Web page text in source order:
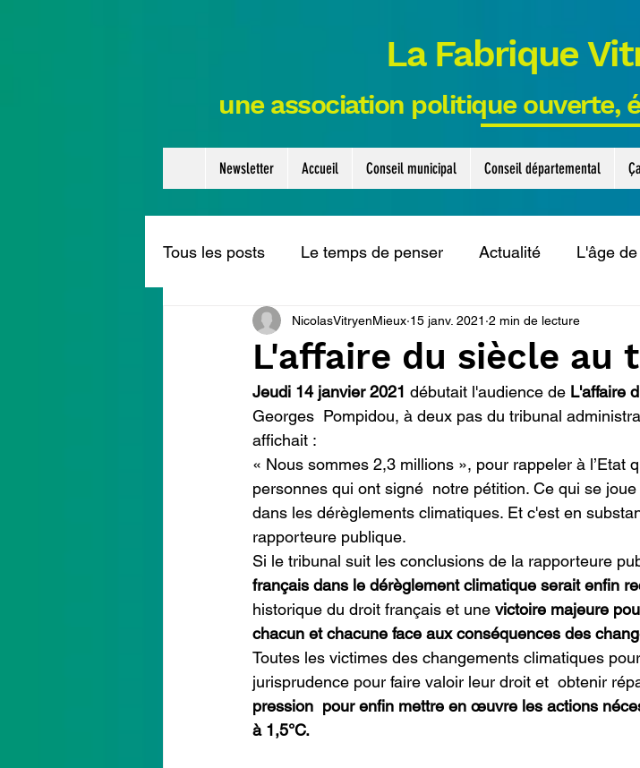
La Fabrique
une association politique ouverte,
Newsletter Accueil Conseil municipal Conseil départemental
Tous les posts Le temps de penser Actualité L'âge
Couture en mieux Appels Le collectif solidaire
sur actualité Les cafés qui cogitent Le collectif eau
intervention conseil département Déchets
L'affaire du siècle au
NicolasVitryenMieux 15 janv. 2021 2 min de lecture
Jeudi 14 janvier 2021 débutait l'audience de L'affaire
Georges  Pompidou, à deux pas du tribunal
affichait :
« Nous sommes 2,3 millions », pour rappeler à l’Etat
personnes qui ont signé  notre pétition. Ce qui se
dans les dérèglements climatiques. Et c'est en
rapporteure publique.
Si le tribunal suit les conclusions de la rapporteure
français dans le dérèglement climatique serait enfin
historique du droit français et une victoire majeure
chacun et chacune face aux conséquences des
Toutes les victimes des changements climatiques
jurisprudence pour faire valoir leur droit et  obtenir
pression  pour enfin mettre en œuvre les actions
à 1,5°C.